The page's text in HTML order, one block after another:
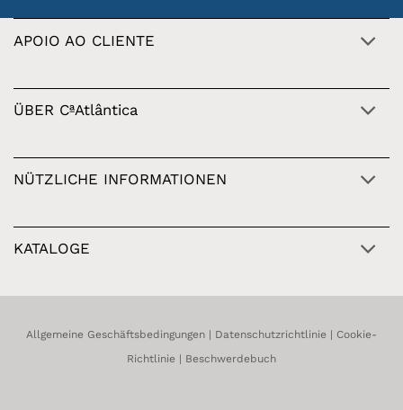
APOIO AO CLIENTE
ÜBER CªAtlântica
NÜTZLICHE INFORMATIONEN
KATALOGE
Allgemeine Geschäftsbedingungen | Datenschutzrichtlinie | Cookie-
Richtlinie | Beschwerdebuch